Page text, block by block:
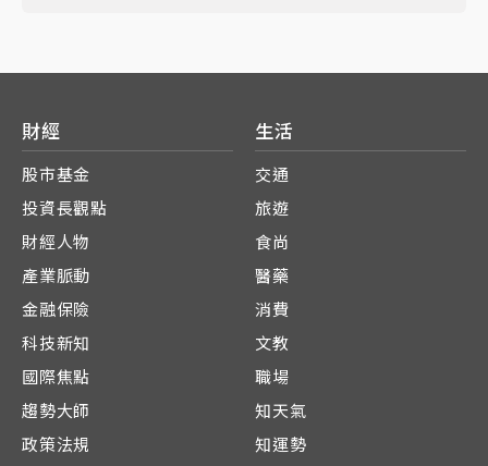
財經
股市基金
投資長觀點
財經人物
產業脈動
金融保險
科技新知
國際焦點
趨勢大師
政策法規
生活
交通
旅遊
食尚
醫藥
消費
文教
職場
知天氣
知運勢